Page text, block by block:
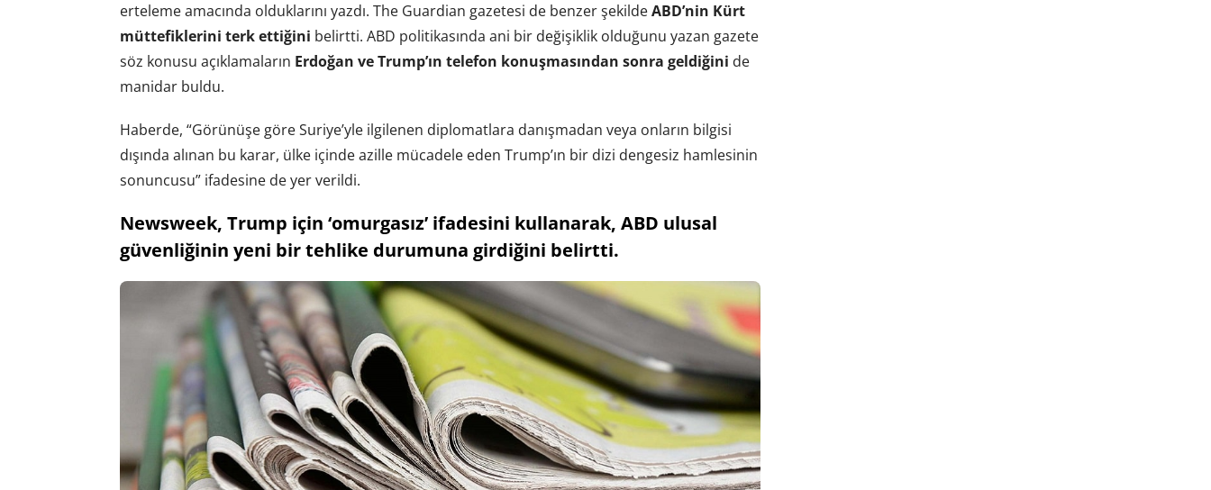
erteleme amacında olduklarını yazdı. The Guardian gazetesi de benzer şekildeABD’nin Kürt
müttefiklerini terk ettiğini belirtti. ABD politikasında ani bir değişiklik olduğunu yazan gazete
söz konusu açıklamaların Erdoğan ve Trump’ın telefon konuşmasından sonra geldiğini de
manidar buldu.
Haberde, “Görünüşe göre Suriye’yle ilgilenen diplomatlara danışmadan veya onların bilgisi
dışında alınan bu karar, ülke içinde azille mücadele eden Trump’ın bir dizi dengesiz hamlesinin
sonuncusu” ifadesine de yer verildi.
Newsweek, Trump için ‘omurgasız’ ifadesini kullanarak, ABD ulusal
güvenliğinin yeni bir tehlike durumuna girdiğini belirtti.